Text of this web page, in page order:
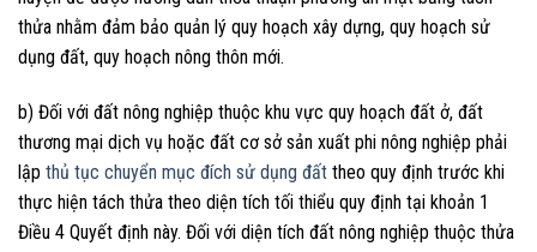
thửa nhằm đảm bảo quản lý quy hoạch xây dựng, quy hoạch sử
dụng đất, quy hoạch nông thôn mới.
b) Đối với đất nông nghiệp thuộc khu vực quy hoạch đất ở, đất
thương mại dịch vụ hoặc đất cơ sở sản xuất phi nông nghiệp phải
lập thủ tục chuyển mục đích sử dụng đất theo quy định trước khi
thực hiện tách thửa theo diện tích tối thiểu quy định tại khoản 1
Điều 4 Quyết định này. Đối với diện tích đất nông nghiệp thuộc thửa